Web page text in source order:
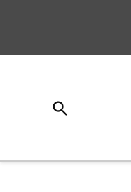
Open